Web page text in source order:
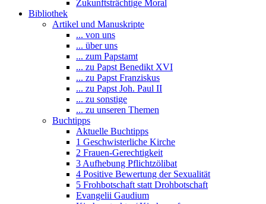
Zukunftsträchtige Moral
Bibliothek
Artikel und Manuskripte
... von uns
... über uns
... zum Papstamt
... zu Papst Benedikt XVI
... zu Papst Franziskus
... zu Papst Joh. Paul II
... zu sonstige
... zu unseren Themen
Buchtipps
Aktuelle Buchtipps
1 Geschwisterliche Kirche
2 Frauen-Gerechtigkeit
3 Aufhebung Pflichtzölibat
4 Positive Bewertung der Sexualität
5 Frohbotschaft statt Drohbotschaft
Evangelii Gaudium